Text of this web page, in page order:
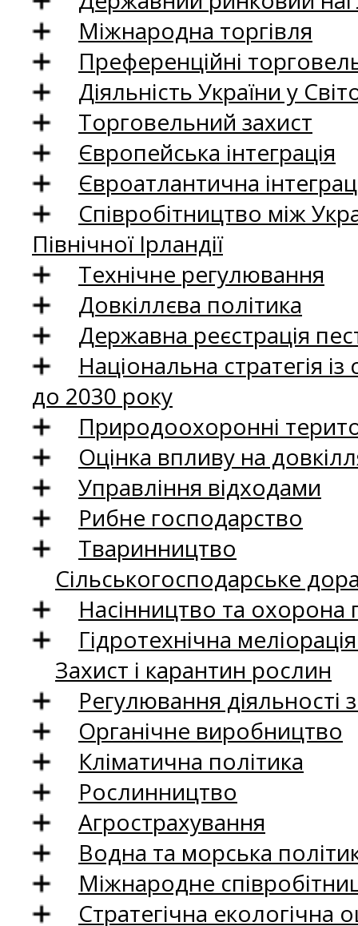
Міжнародна торгівля
Преференційні
Діяльність України у
Торговельний захист
Європейська інтеграція
Євроатлантична
Співробітництво між
Північної Ірландії
Технічне регулювання
Довкіллєва політика
Державна реєстрація
Національна стратегія
до 2030 року
Природоохоронні
Оцінка впливу на
Управління відходами
Рибне господарство
Тваринництво
Сільськогосподарське
Насінництво та
Гідротехнічна
Захист і карантин рослин
Регулювання
Органічне виробництво
Кліматична політика
Рослинництво
Агрострахування
Водна та морська
Міжнародне
Стратегічна екологічна